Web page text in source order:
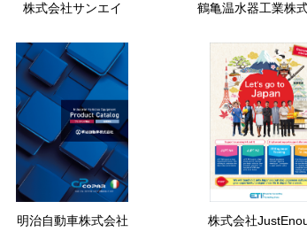
株式会社サンエイ 鶴亀温水器工業株
明治自動車株式会社 株式会社